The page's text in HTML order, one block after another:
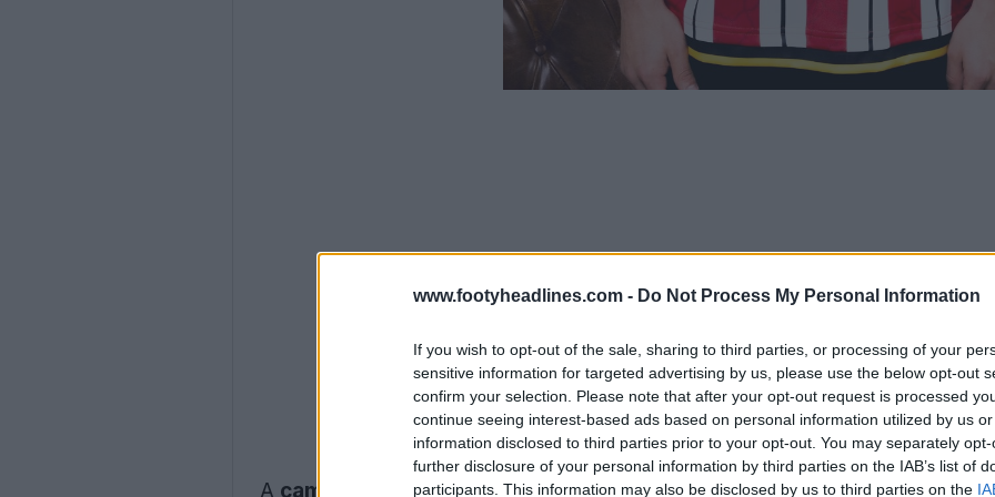
www.footyheadlines.com - Do Not Process My Personal Information
If you wish to opt-out of the sale, sharing to third parties, or processing of your
sensitive information for targeted advertising by us, please use the below opt-out
confirm your selection. Please note that after your opt-out request is processed
continue seeing interest-based ads based on personal information utilized by us
information disclosed to third parties prior to your opt-out. You may separately
further disclosure of your personal information by third parties on the IAB’s list of
participants. This information may also be disclosed by us to third parties on the
A camisa Erreà Sheffield United 24-25é uma mistura de clássico e